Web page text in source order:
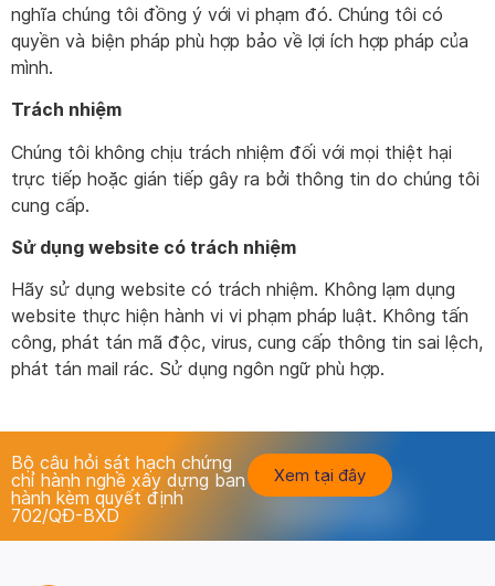
nghĩa chúng tôi đồng ý với vi phạm đó. Chúng tôi có
quyền và biện pháp phù hợp bảo về lợi ích hợp pháp của
mình.
Trách nhiệm
Chúng tôi không chịu trách nhiệm đối với mọi thiệt hại
trực tiếp hoặc gián tiếp gây ra bởi thông tin do chúng tôi
cung cấp.
Sử dụng website có trách nhiệm
Hãy sử dụng website có trách nhiệm. Không lạm dụng
website thực hiện hành vi vi phạm pháp luật. Không tấn
công, phát tán mã độc, virus, cung cấp thông tin sai lệch,
phát tán mail rác. Sử dụng ngôn ngữ phù hợp.
Bộ câu hỏi sát hạch chứng
chỉ hành nghề xây dựng ban
hành kèm quyết định
702/QĐ-BXD
Xem tại đây